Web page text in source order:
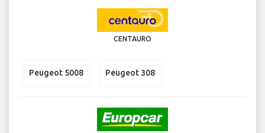
CENTAURO
Peugeot 5008 Peugeot 308